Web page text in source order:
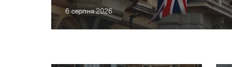
6 серпня 2026